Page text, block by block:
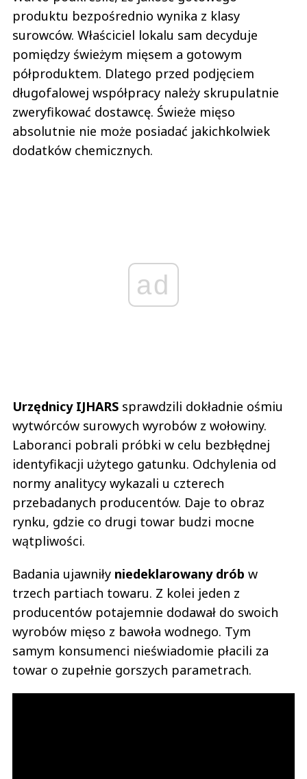
produktu bezpośrednio wynika z klasy
surowców. Właściciel lokalu sam decyduje
pomiędzy świeżym mięsem a gotowym
półproduktem. Dlatego przed podjęciem
długofalowej współpracy należy skrupulatnie
zweryfikować dostawcę. Świeże mięso
absolutnie nie może posiadać jakichkolwiek
dodatków chemicznych.
ad
Urzędnicy IJHARS sprawdzili dokładnie ośmiu
wytwórców surowych wyrobów z wołowiny.
Laboranci pobrali próbki w celu bezbłędnej
identyfikacji użytego gatunku. Odchylenia od
normy analitycy wykazali u czterech
przebadanych producentów. Daje to obraz
rynku, gdzie co drugi towar budzi mocne
wątpliwości.
Badania ujawniły niedeklarowany drób w
trzech partiach towaru. Z kolei jeden z
producentów potajemnie dodawał do swoich
wyrobów mięso z bawoła wodnego. Tym
samym konsumenci nieświadomie płacili za
towar o zupełnie gorszych parametrach.